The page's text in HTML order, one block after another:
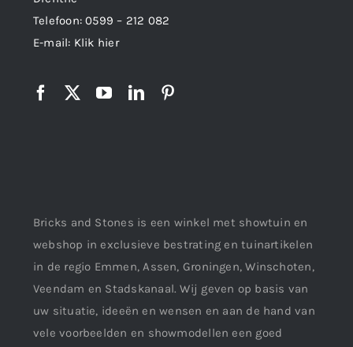
Telefoon:0599 – 212 082
E-mail: Klik hier
Bricks and Stones is een winkel met showtuin en
webshop in exclusieve bestrating en tuinartikelen
in de regio Emmen, Assen, Groningen, Winschoten,
Veendam en Stadskanaal. Wij geven op basis van
uw situatie, ideeën en wensen en aan de hand van
vele voorbeelden en showmodellen een goed